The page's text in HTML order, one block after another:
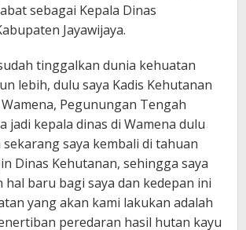
sebagai Kepala Dinas
Jayawijaya.
tinggalkan dunia kehuatan
lebih, dulu saya Kadis Kehutanan
Wamena, Pegunungan Tengah
jadi kepala dinas di Wamena dulu
sekarang saya kembali di tahuan
Dinas Kehutanan, sehingga saya
baru bagi saya dan kedepan ini
yang akan kami lakukan adalah
peredaran hasil hutan kayu